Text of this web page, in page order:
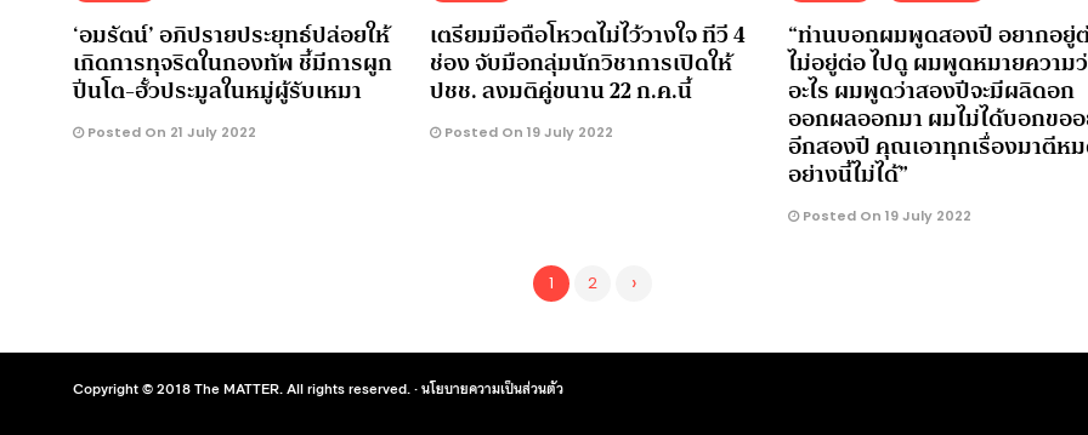
‘อมรัตน์’ อภิปรายประยุทธ์ปล่อยให้
เกิดการทุจริตในกองทัพ ชี้มีการผูก
ปิ่นโต-ฮั้วประมูลในหมู่ผู้รับเหมา
Posted On 21 July 2022
เตรียมมือถือโหวตไม่ไว้วางใจ ทีวี 4
ช่อง จับมือกลุ่มนักวิชาการเปิดให้
ปชช. ลงมติคู่ขนาน 22 ก.ค.นี้
Posted On 19 July 2022
“ท่านบอกผมพูดสองปี อยากอยู่
ไม่อยู่ต่อ ไปดู ผมพูดหมายความ
อะไร ผมพูดว่าสองปีจะมีผลิดอก
ออกผลออกมา ผมไม่ได้บอกขอ
อีกสองปี คุณเอาทุกเรื่องมาตีห
อย่างนี้ไม่ได้”
Posted On 19 July 2022
1 2 ›
Copyright © 2018 The MATTER. All rights reserved. ·นโยบายความเป็นส่วนตัว